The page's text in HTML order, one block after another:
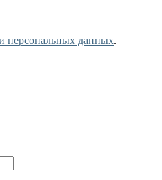
персональных данных.